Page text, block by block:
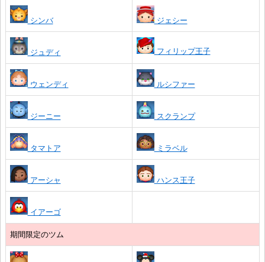
シンバ ジェシー
ジュディ フィリップ王子
ウェンディ ルシファー
ジーニー スクランプ
タマトア ミラベル
アーシャ ハンス王子
イアーゴ
期間限定のツム